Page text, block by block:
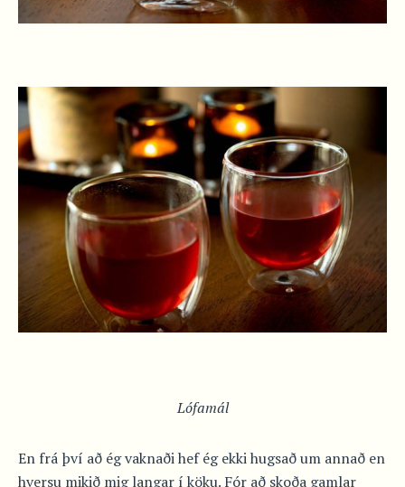
Lófamál
En frá því að ég vaknaði hef ég ekki hugsað um annað en
hversu mikið mig langar í köku. Fór að skoða gamlar